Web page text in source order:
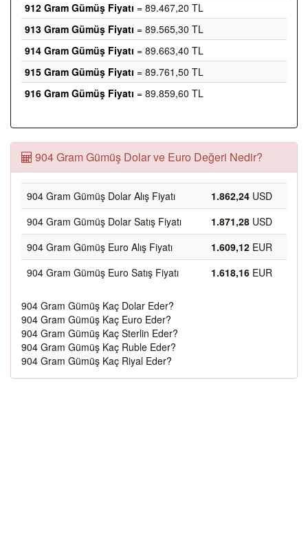
912 Gram Gümüş Fiyatı = 89.467,20 TL
913 Gram Gümüş Fiyatı = 89.565,30 TL
914 Gram Gümüş Fiyatı = 89.663,40 TL
915 Gram Gümüş Fiyatı = 89.761,50 TL
916 Gram Gümüş Fiyatı = 89.859,60 TL
904 Gram Gümüş Dolar ve Euro Değeri Nedir?
904 Gram Gümüş Dolar Alış Fiyatı 1.862,24 USD
904 Gram Gümüş Dolar Satış Fiyatı
1.871,28 USD
904 Gram Gümüş Euro Alış Fiyatı
1.609,12 EUR
904 Gram Gümüş Euro Satış Fiyatı
1.618,16 EUR
904 Gram Gümüş Kaç Dolar Eder?
904 Gram Gümüş Kaç Euro Eder?
904 Gram Gümüş Kaç Sterlin Eder?
904 Gram Gümüş Kaç Ruble Eder?
904 Gram Gümüş Kaç Riyal Eder?